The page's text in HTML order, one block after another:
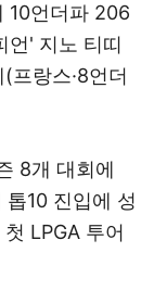
10언더파 206
언' 지노 티띠
랑스·8언더
8개 대회에
10 진입에 성
LPGA 투어